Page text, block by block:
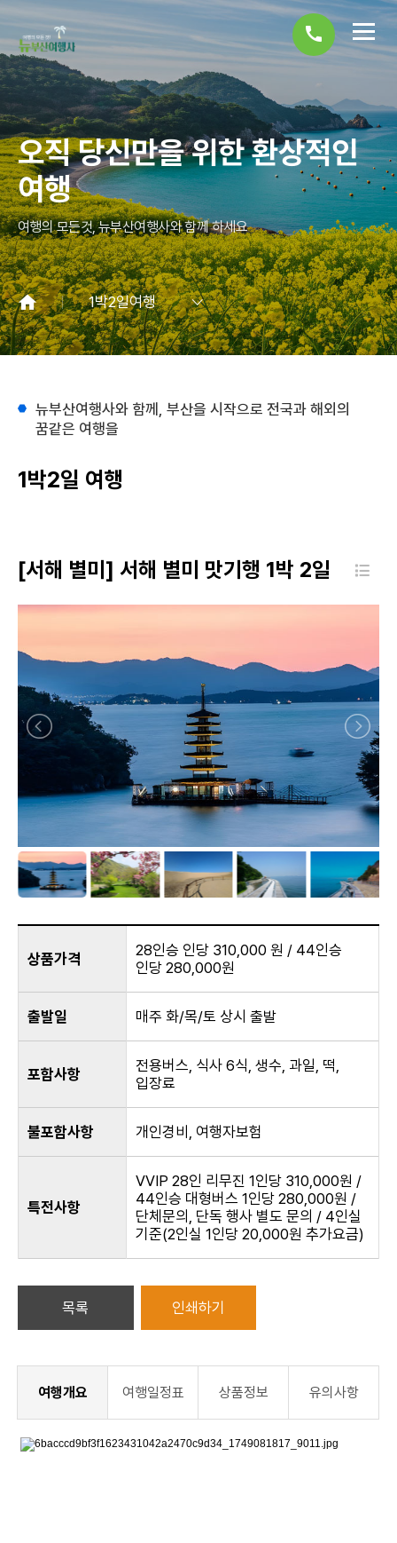
call
오직 당신만을 위한 환상적인
여행
여행의 모든것, 뉴부산여행사와 함께 하세요
1박2일여행
뉴부산여행사와 함께, 부산을 시작으로 전국과 해외의
꿈같은 여행을
1박2일 여행
[서해 별미] 서해 별미 맛기행 1박 2일
상품가격
28인승 인당 310,000 원 / 44인승
인당 280,000원
출발일 매주 화/목/토 상시 출발
포함사항
전용버스, 식사 6식, 생수, 과일, 떡,
입장료
불포함사항 개인경비, 여행자보험
특전사항
VVIP 28인 리무진 1인당 310,000원 /
44인승 대형버스 1인당 280,000원 /
단체문의, 단독 행사 별도 문의 / 4인실
기준(2인실 1인당 20,000원 추가요금)
목록 인쇄하기
여행개요 여행일정표 상품정보 유의사항